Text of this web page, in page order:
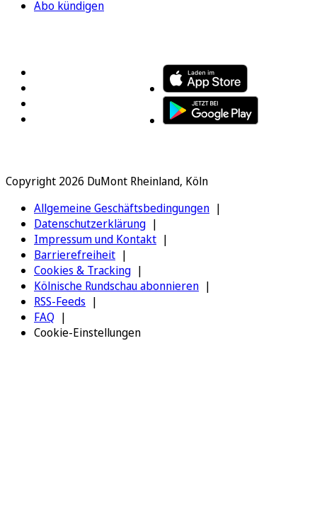
Abo kündigen
Copyright 2026 DuMont Rheinland, Köln
Allgemeine Geschäftsbedingungen
Datenschutzerklärung
Impressum und Kontakt
Barrierefreiheit
Cookies & Tracking
Kölnische Rundschau abonnieren
RSS-Feeds
FAQ
Cookie-Einstellungen